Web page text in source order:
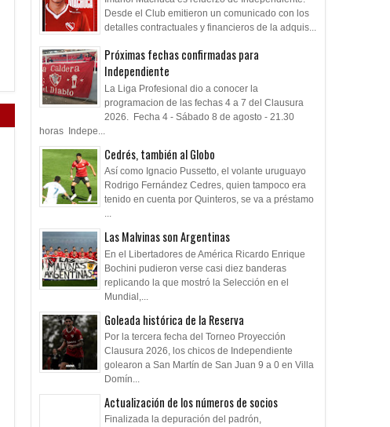
Mundo...
Desde el Club emitieron un comunicado con los
detalles contractuales y financieros de la adquis...
Próximas fechas confirmadas para
Independiente
La Liga Profesional dio a conocer la
programacion de las fechas 4 a 7 del Clausura
2026. Fecha 4 - Sábado 8 de agosto - 21.30
horas Indepe...
Cedrés, también al Globo
Así como Ignacio Pussetto, el volante uruguayo
Rodrigo Fernández Cedres, quien tampoco era
tenido en cuenta por Quinteros, se va a préstamo
...
Las Malvinas son Argentinas
En el Libertadores de América Ricardo Enrique
Bochini pudieron verse casi diez banderas
replicando la que mostró la Selección en el
Mundial,...
Goleada histórica de la Reserva
Por la tercera fecha del Torneo Proyección
Clausura 2026, los chicos de Independiente
golearon a San Martín de San Juan 9 a 0 en Villa
Domín...
Actualización de los números de socios
Finalizada la depuración del padrón,